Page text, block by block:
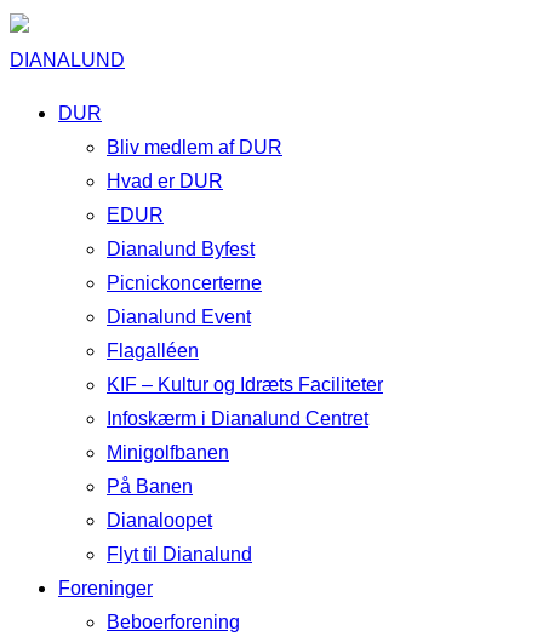
DIANALUND
DUR
Bliv medlem af DUR
Hvad er DUR
EDUR
Dianalund Byfest
Picnickoncerterne
Dianalund Event
Flagalléen
KIF – Kultur og Idræts Faciliteter
Infoskærm i Dianalund Centret
Minigolfbanen
På Banen
Dianaloopet
Flyt til Dianalund
Foreninger
Beboerforening